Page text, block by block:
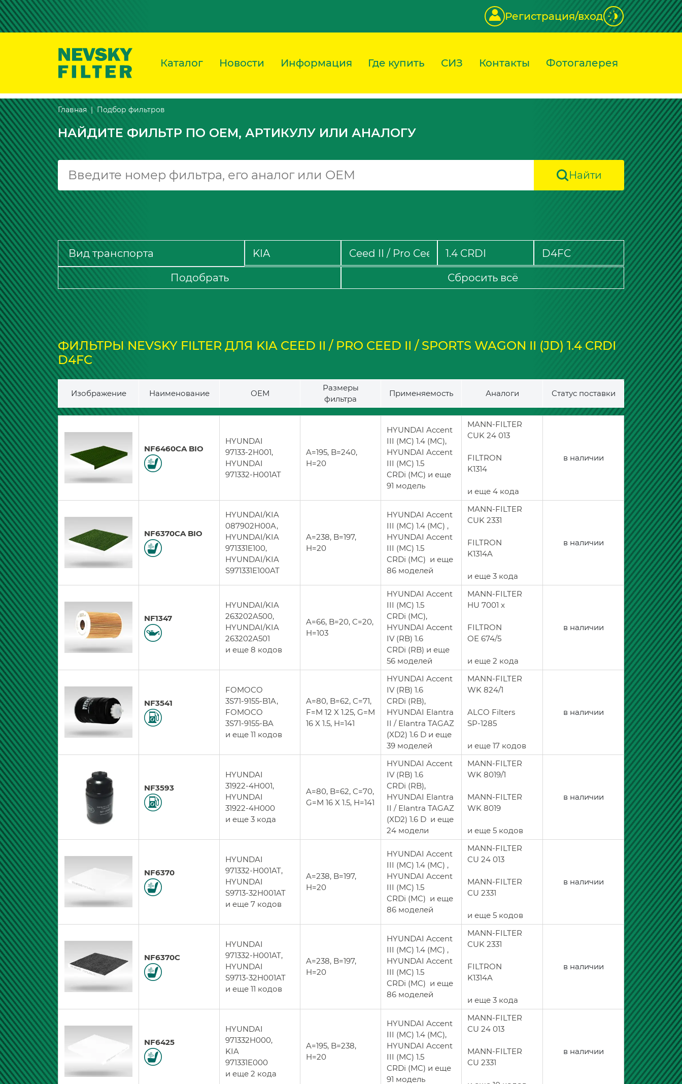
Регистрация/вход
Каталог Новости Информация Где купить СИЗ Контакты Фотогалерея
Главная Подбор фильтров
НАЙДИТЕ ФИЛЬТР ПО OEM, АРТИКУЛУ ИЛИ АНАЛОГУ
Найти
Подобрать Сбросить всё
ФИЛЬТРЫ NEVSKY FILTER ДЛЯ KIA CEED II / PRO CEED II / SPORTS WAGON II (JD) 1.4 CRDI
D4FC
Изображение Наименование ОЕМ
Размеры
фильтра
Применяемость Аналоги Статус поставки
NF6460CA BIO
HYUNDAI
97133-2H001,
HYUNDAI
971332-H001AT
A=195, B=240,
H=20
HYUNDAI Accent
III (MC) 1.4 (MC),
HYUNDAI Accent
III (MC) 1.5
CRDi (MC) и еще
91 модель
MANN-FILTER
CUK 24 013
FILTRON
K1314
и еще 4 кода
в наличии
NF6370CA BIO
HYUNDAI/KIA
087902H00A,
HYUNDAI/KIA
971331E100,
HYUNDAI/KIA
S971331E100AT
A=238, B=197,
H=20
HYUNDAI Accent
III (MC) 1.4 (MC) ,
HYUNDAI Accent
III (MC) 1.5
CRDi (MC) и еще
86 моделей
MANN-FILTER
CUK 2331
FILTRON
K1314A
и еще 3 кода
в наличии
NF1347
HYUNDAI/KIA
263202A500,
HYUNDAI/KIA
263202A501
и еще 8 кодов
A=66, B=20, C=20,
H=103
HYUNDAI Accent
III (MC) 1.5
CRDi (MC),
HYUNDAI Accent
IV (RB) 1.6
CRDi (RB) и еще
56 моделей
MANN-FILTER
HU 7001 x
FILTRON
OE 674/5
и еще 2 кода
в наличии
NF3541
FOMOCO
3S71-9155-B1A,
FOMOCO
3S71-9155-BA
и еще 11 кодов
A=80, B=62, C=71,
F=M 12 X 1.25, G=M
16 X 1.5, H=141
HYUNDAI Accent
IV (RB) 1.6
CRDi (RB),
HYUNDAI Elantra
II / Elantra TAGAZ
(XD2) 1.6 D и еще
39 моделей
MANN-FILTER
WK 824/1
ALCO Filters
SP-1285
и еще 17 кодов
в наличии
NF3593
HYUNDAI
31922-4H001,
HYUNDAI
31922-4H000
и еще 3 кода
A=80, B=62, C=70,
G=M 16 X 1.5, H=141
HYUNDAI Accent
IV (RB) 1.6
CRDi (RB),
HYUNDAI Elantra
II / Elantra TAGAZ
(XD2) 1.6 D и еще
24 модели
MANN-FILTER
WK 8019/1
MANN-FILTER
WK 8019
и еще 5 кодов
в наличии
NF6370
HYUNDAI
971332-H001AT,
HYUNDAI
S9713-32H001AT
и еще 7 кодов
A=238, B=197,
H=20
HYUNDAI Accent
III (MC) 1.4 (MC) ,
HYUNDAI Accent
III (MC) 1.5
CRDi (MC) и еще
86 моделей
MANN-FILTER
CU 24 013
MANN-FILTER
CU 2331
и еще 5 кодов
в наличии
NF6370C
HYUNDAI
971332-H001AT,
HYUNDAI
S9713-32H001AT
и еще 11 кодов
A=238, B=197,
H=20
HYUNDAI Accent
III (MC) 1.4 (MC) ,
HYUNDAI Accent
III (MC) 1.5
CRDi (MC) и еще
86 моделей
MANN-FILTER
CUK 2331
FILTRON
K1314A
и еще 3 кода
в наличии
NF6425
HYUNDAI
971332H000,
KIA
971331E000
и еще 2 кода
A=195, B=238,
H=20
HYUNDAI Accent
III (MC) 1.4 (MC),
HYUNDAI Accent
III (MC) 1.5
CRDi (MC) и еще
91 модель
MANN-FILTER
CU 24 013
MANN-FILTER
CU 2331
в наличии